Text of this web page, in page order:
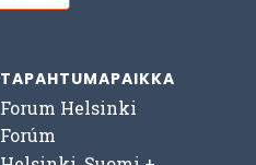
TAPAHTUMAPAIKKA
Forum Helsinki
Forúm